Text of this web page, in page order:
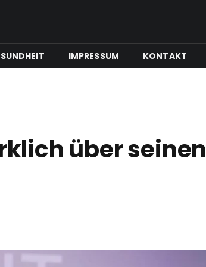
IMPRESSUM KONTAKT
über seinen